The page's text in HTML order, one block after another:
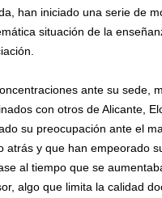
han iniciado una serie de
situación de la
ante su sede,
con otros de Alicante,
su preocupación ante el
atrás y que han empeorado
al tiempo que se
algo que limita la calidad